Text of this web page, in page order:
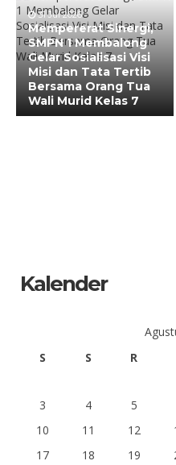
31 Jul 2026
Mempererat Sinergi,
SMPN 1 Membalong
Gelar Sosialisasi Visi
Misi dan Tata Tertib
Bersama Orang Tua
Wali Murid Kelas 7
Kalender
S
S R
3
4 5
10
11 12
17
18 19